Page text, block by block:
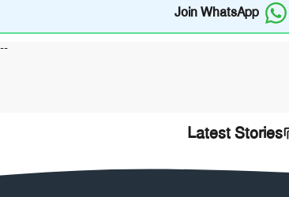
Join WhatsApp
Latest Stories